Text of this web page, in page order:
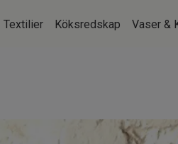
Textilier Köksredskap Vaser &